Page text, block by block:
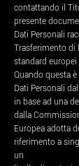
contattando il
presente
Dati Personali
Trasferimento di
standard
Quando questa
Dati Personali
in base ad una
dalla
Europea adotta
riferimento a
un